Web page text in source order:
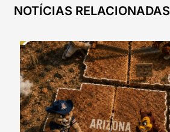
NOTÍCIAS RELACIONADAS